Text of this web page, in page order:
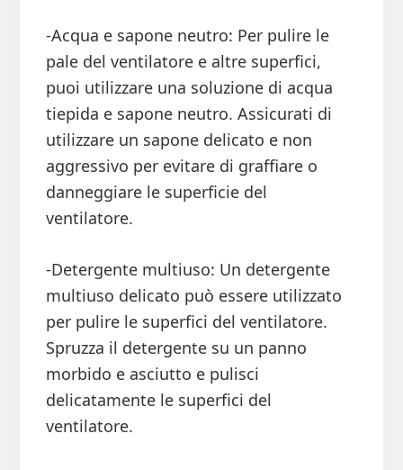
-Acqua e sapone neutro: Per pulire le
pale del ventilatore e altre superfici,
puoi utilizzare una soluzione di acqua
tiepida e sapone neutro. Assicurati di
utilizzare un sapone delicato e non
aggressivo per evitare di graffiare o
danneggiare le superficie del
ventilatore.
-Detergente multiuso: Un detergente
multiuso delicato può essere utilizzato
per pulire le superfici del ventilatore.
Spruzza il detergente su un panno
morbido e asciutto e pulisci
delicatamente le superfici del
ventilatore.